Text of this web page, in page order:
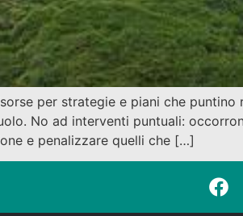
per strategie e piani che
No ad interventi puntuali:
e penalizzare quelli che […]